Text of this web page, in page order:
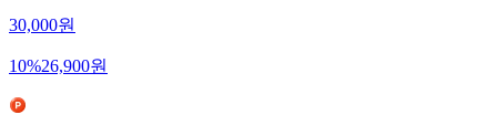
30,000원
10%26,900원